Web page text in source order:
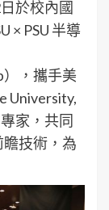
於校內國
× PSU 半導
），攜手美
University,
家，共同
技術，為